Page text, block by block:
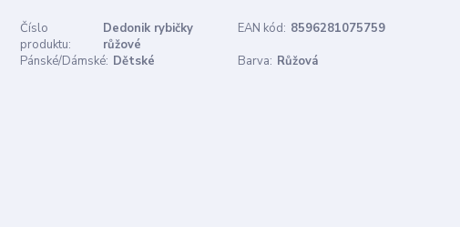
Číslo
produktu:
Dedonik rybičky
růžové
EAN kód: 8596281075759
Pánské/Dámské: Dětské Barva: Růžová